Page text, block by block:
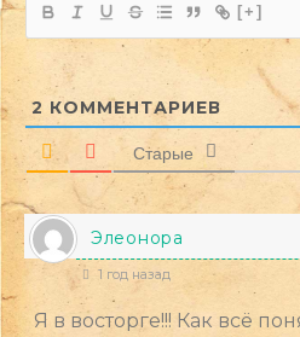
[+]
2 КОММЕНТАРИЕВ
Старые
Элеонора
1 год назад
Я в восторге!!! Как всё